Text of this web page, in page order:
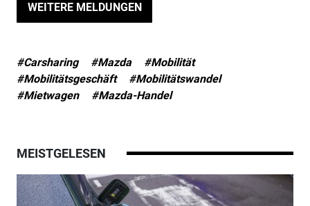
WEITERE MELDUNGEN
#Carsharing #Mazda
#Mobilität
#Mobilitätsgeschäft
#Mobilitätswandel
#Mietwagen
#Mazda-Handel
MEISTGELESEN